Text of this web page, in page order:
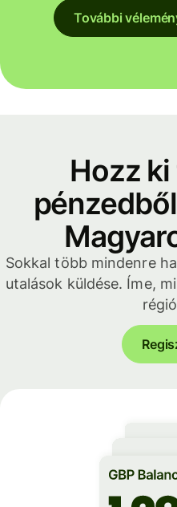
További
Hozz
Sokkal több mindenre
utalások küldése. Íme,